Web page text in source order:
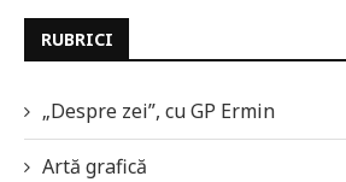
RUBRICI
„Despre zei”, cu GP Ermin
Artă grafică